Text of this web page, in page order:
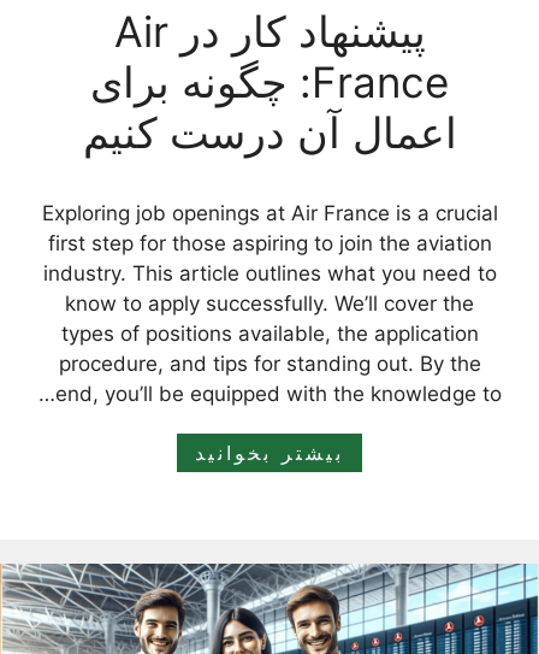
پیشنهاد کار در Air
France: چگونه برای
اعمال آن درست کنیم
Exploring job openings at Air France is a crucial
first step for those aspiring to join the aviation
industry. This article outlines what you need to
know to apply successfully. We’ll cover the
types of positions available, the application
procedure, and tips for standing out. By the
end, you’ll be equipped with the knowledge to…
بیشتر بخوانید